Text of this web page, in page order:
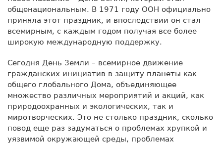
общенациональным. В 1971 году ООН официально
приняла этот праздник, и впоследствии он стал
всемирным, с каждым годом получая все более
широкую международную поддержку.
Сегодня День Земли – всемирное движение
гражданских инициатив в защиту планеты как
общего глобального Дома, объединяющее
множество различных мероприятий и акций, как
природоохранных и экологических, так и
миротворческих. Это не столько праздник, сколько
повод еще раз задуматься о проблемах хрупкой и
уязвимой окружающей среды, проблемах